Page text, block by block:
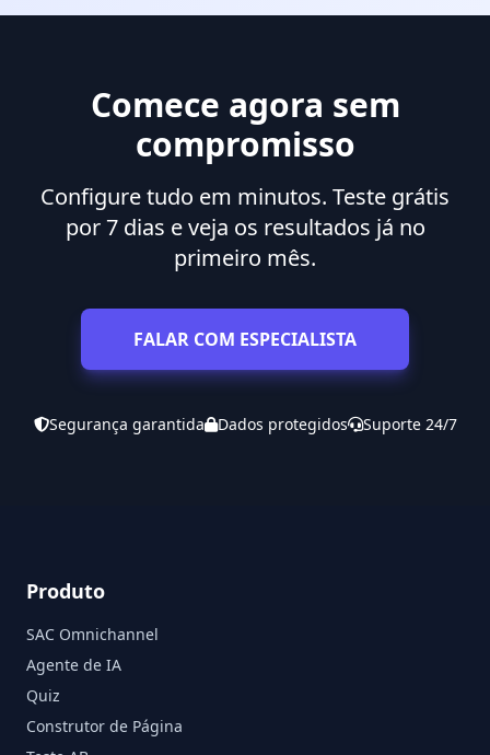
Comece agora sem
compromisso
Configure tudo em minutos. Teste grátis
por 7 dias e veja os resultados já no
primeiro mês.
FALAR COM ESPECIALISTA
Segurança garantida Dados protegidos Suporte 24/7
Produto
SAC Omnichannel
Agente de IA
Quiz
Construtor de Página